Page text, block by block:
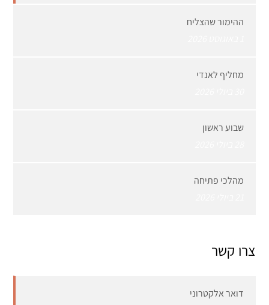
ההימור שהצליח
מחליף לאנדי
שבוע ראשון
מהלכי פתיחה
צרו קשר
דואר אלקטרוני